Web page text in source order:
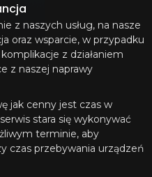
z naszych usług, na nasze
oraz wsparcie, w przypadku
z działaniem
z naszej naprawy
jak cenny jest czas w
stara się wykonywać
terminie, aby
czas przebywania urządzeń